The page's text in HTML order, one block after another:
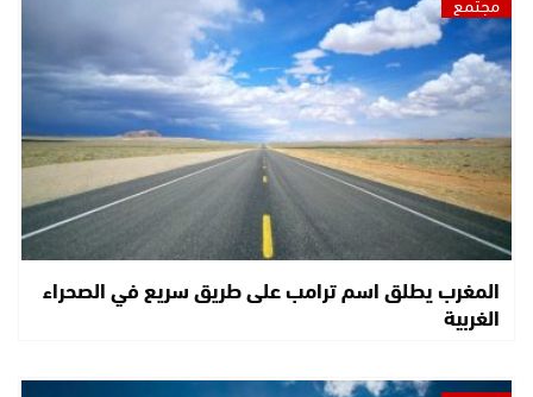
المغرب يطلق اسم ترامب على طريق سريع في الصحراء
الغربية